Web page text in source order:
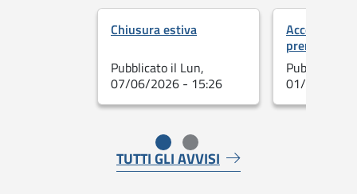
Chiusura estiva
Pubblicato il Lun,
07/06/2026 - 15:26
Accesso su
prenotazione
Pubblicato il
01/30/2025
TUTTI GLI AVVISI